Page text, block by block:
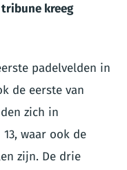
kreeg
padelvelden in
de eerste van
zich in
waar ook de
zijn. De drie